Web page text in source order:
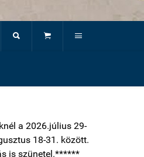
  
a 2026.július 29-
18-31. között.
is szünetel.******